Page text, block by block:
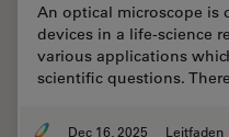
An optical microscope is
devices in a life-science
various applications
scientific questions.
Dec 16, 2025 Leitfaden